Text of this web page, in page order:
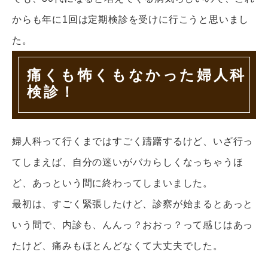
からも年に1回は定期検診を受けに行こうと思いまし
た。
痛くも怖くもなかった婦人科
検診！
婦人科って行くまではすごく躊躇するけど、いざ行っ
てしまえば、自分の迷いがバカらしくなっちゃうほ
ど、あっという間に終わってしまいました。
最初は、すごく緊張したけど、診察が始まるとあっと
いう間で、内診も、んんっ？おおっ？って感じはあっ
たけど、痛みもほとんどなくて大丈夫でした。